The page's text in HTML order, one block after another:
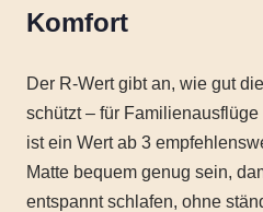
Komfort
Der R-Wert gibt an, wie gut
schützt – für
ist ein Wert ab 3
Matte bequem genug sein,
entspannt schlafen, ohne